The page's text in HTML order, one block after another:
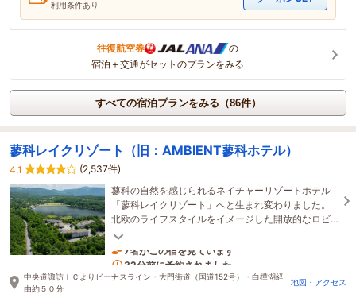
利用条件あり
往復航空券
の
宿泊＋交通がセットのプランをみる
すべての宿泊プランをみる（86件）
蓼科レイクリゾート（旧：AMBIENT蓼科ホテル）
4.1
(2,537件)
蓼科の自然を感じられるネイチャーリゾートホテル
「蓼科レイクリゾート」へと生まれ変わりました。
北欧のライフスタイルをイメージした開放的なロビ
ーや五感で味わう調和のダイニングで非日常を満喫
7名がこの宿を見ています
32分前に予約されました
中央道諏訪ＩＣよりビーナスライン・大門街道（国道152号）・白樺湖経
由約５０分
地図・アクセス